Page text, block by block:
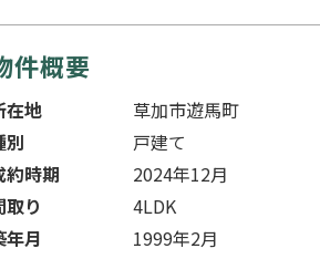
件概要
在地
草加市遊馬町
別
戸建て
約時期
2024年12月
取り
4LDK
年月
1999年2月